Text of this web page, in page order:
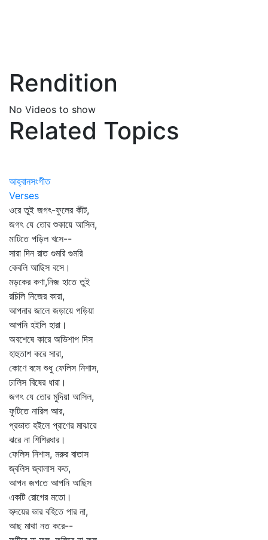
Rendition
No Videos to show
Related Topics
আহ্বানসংগীত
Verses
ওরে তুই জগৎ-ফুলের কীট,
জগৎ যে তোর শুকায়ে আসিল,
মাটিতে পড়িল খসে--
সারা দিন রাত গুমরি গুমরি
কেবলি আছিস বসে।
মড়কের কণা,নিজ হাতে তুই
রচিলি নিজের কারা,
আপনার জালে জড়ায়ে পড়িয়া
আপনি হইলি হারা।
অবশেষে কারে অভিশাপ দিস
হাহুতাশ করে সারা,
কোণে বসে শুধু ফেলিস নিশাস,
ঢালিস বিষের ধারা।
জগৎ যে তোর মুদিয়া আসিল,
ফুটিতে নারিল আর,
প্রভাত হইলে প্রাণের মাঝারে
ঝরে না শিশিরধার।
ফেলিস নিশাস, মরুর বাতাস
জ্বলিস জ্বালাস কত,
আপন জগতে আপনি আছিস
একটি রোগের মতো।
হৃদয়ের ভার বহিতে পার না,
আছ মাথা নত করে--